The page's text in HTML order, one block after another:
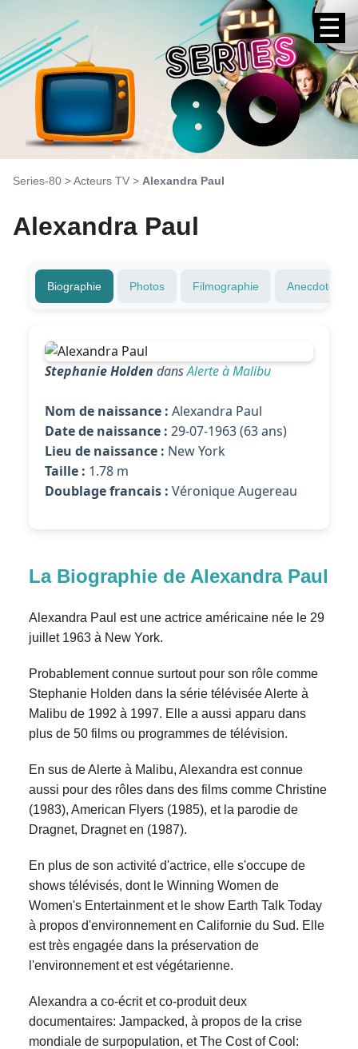
☰
Series-80 >Acteurs TV > Alexandra Paul
Alexandra Paul
Biographie Photos Filmographie Anecdotes
Stephanie Holden dansAlerte à Malibu
Nom de naissance : Alexandra Paul
Date de naissance : 29-07-1963 (63 ans)
Lieu de naissance : New York
Taille : 1.78 m
Doublage francais : Véronique Augereau
La Biographie de Alexandra Paul
Alexandra Paul est une actrice américaine née le 29
juillet 1963 à New York.
Probablement connue surtout pour son rôle comme
Stephanie Holden dans la série télévisée Alerte à
Malibu de 1992 à 1997. Elle a aussi apparu dans
plus de 50 films ou programmes de télévision.
En sus de Alerte à Malibu, Alexandra est connue
aussi pour des rôles dans des films comme Christine
(1983), American Flyers (1985), et la parodie de
Dragnet, Dragnet en (1987).
En plus de son activité d'actrice, elle s'occupe de
shows télévisés, dont le Winning Women de
Women's Entertainment et le show Earth Talk Today
à propos d'environnement en Californie du Sud. Elle
est très engagée dans la préservation de
l'environnement et est végétarienne.
Alexandra a co-écrit et co-produit deux
documentaires: Jampacked, à propos de la crise
mondiale de surpopulation, et The Cost of Cool: